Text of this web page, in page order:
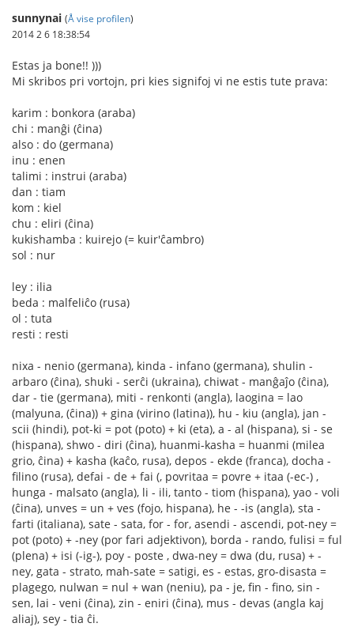
sunnynai (Å vise profilen)
2014 2 6 18:38:54
Estas ja bone!! )))
Mi skribos pri vortojn, pri kies signifoj vi ne estis tute prava:
karim : bonkora (araba)
chi : manĝi (ĉina)
also : do (germana)
inu : enen
talimi : instrui (araba)
dan : tiam
kom : kiel
chu : eliri (ĉina)
kukishamba : kuirejo (= kuir'ĉambro)
sol : nur
ley : ilia
beda : malfeliĉo (rusa)
ol : tuta
resti : resti
nixa - nenio (germana), kinda - infano (germana), shulin -
arbaro (ĉina), shuki - serĉi (ukraina), chiwat - manĝaĵo (ĉina),
dar - tie (germana), miti - renkonti (angla), laogina = lao
(malyuna, (ĉina)) + gina (virino (latina)), hu - kiu (angla), jan -
scii (hindi), pot-ki = pot (poto) + ki (eta), a - al (hispana), si - se
(hispana), shwo - diri (ĉina), huanmi-kasha = huanmi (milea
grio, ĉina) + kasha (kaĉo, rusa), depos - ekde (franca), docha -
filino (rusa), defai - de + fai (, povritaa = povre + itaa (-ec-) ,
hunga - malsato (angla), li - ili, tanto - tiom (hispana), yao - voli
(ĉina), unves = un + ves (fojo, hispana), he - -is (angla), sta -
farti (italiana), sate - sata, for - for, asendi - ascendi, pot-ney =
pot (poto) + -ney (por fari adjektivon), borda - rando, fulisi = ful
(plena) + isi (-ig-), poy - poste , dwa-ney = dwa (du, rusa) + -
ney, gata - strato, mah-sate = satigi, es - estas, gro-disasta =
plagego, nulwan = nul + wan (neniu), pa - je, fin - fino, sin -
sen, lai - veni (ĉina), zin - eniri (ĉina), mus - devas (angla kaj
aliaj), sey - tia ĉi.